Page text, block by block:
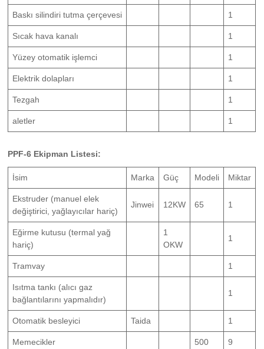
Baskı silindiri tutma çerçevesi 1
Sıcak hava kanalı 1
Yüzey otomatik işlemci 1
Elektrik dolapları 1
Tezgah 1
aletler 1
PPF-6 Ekipman Listesi:
İsim Marka Güç Modeli Miktar
Ekstruder (manuel elek
değiştirici, yağlayıcılar hariç)
Jinwei 12KW 65 1
Eğirme kutusu (termal yağ
hariç)
1
OKW
1
Tramvay 1
Isıtma tankı (alıcı gaz
bağlantılarını yapmalıdır)
1
Otomatik besleyici Taida 1
Memecikler 500 9